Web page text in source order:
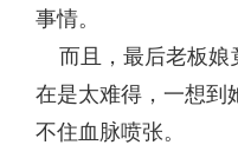
事情。
而且，最后老板娘
在是太难得，一想到
不住血脉喷张。